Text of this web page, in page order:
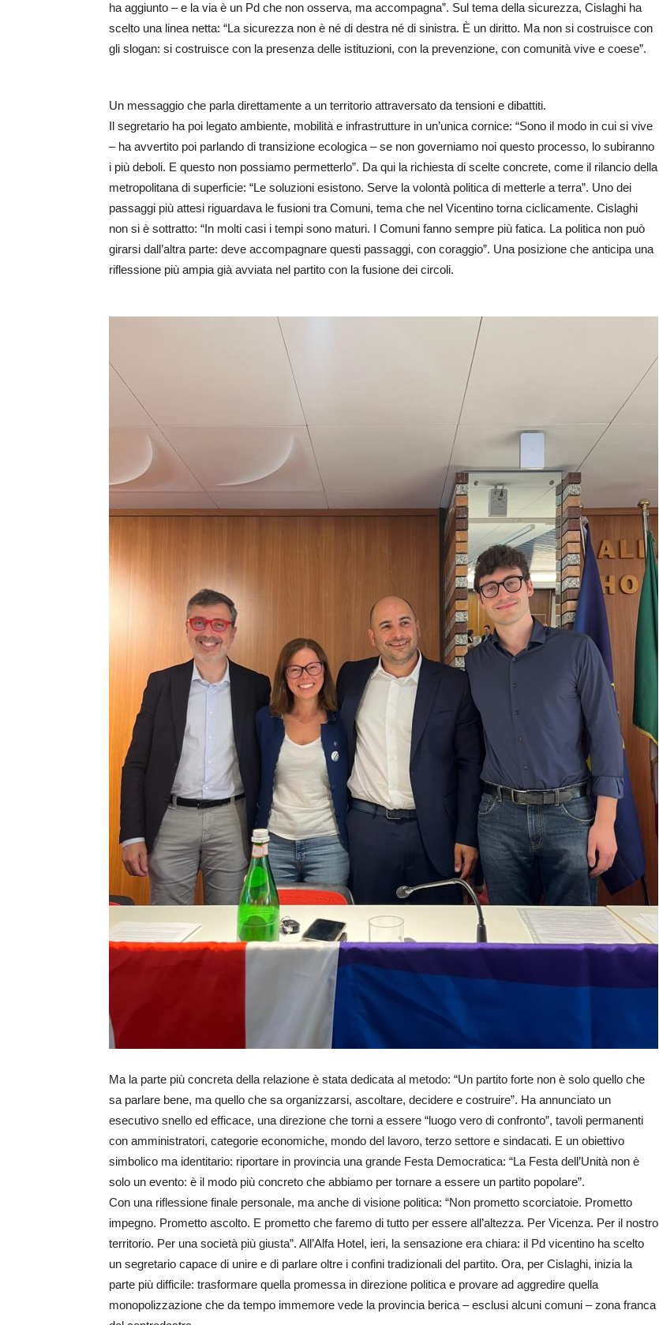
ha aggiunto – e la via è un Pd che non osserva, ma accompagna”. Sul tema della sicurezza, Cislaghi ha
scelto una linea netta: “La sicurezza non è né di destra né di sinistra. È un diritto. Ma non si costruisce con
gli slogan: si costruisce con la presenza delle istituzioni, con la prevenzione, con comunità vive e coese”.
Un messaggio che parla direttamente a un territorio attraversato da tensioni e dibattiti.
Il segretario ha poi legato ambiente, mobilità e infrastrutture in un’unica cornice: “Sono il modo in cui si vive
– ha avvertito poi parlando di transizione ecologica – se non governiamo noi questo processo, lo subiranno
i più deboli. E questo non possiamo permetterlo”. Da qui la richiesta di scelte concrete, come il rilancio della
metropolitana di superficie: “Le soluzioni esistono. Serve la volontà politica di metterle a terra”. Uno dei
passaggi più attesi riguardava le fusioni tra Comuni, tema che nel Vicentino torna ciclicamente. Cislaghi
non si è sottratto: “In molti casi i tempi sono maturi. I Comuni fanno sempre più fatica. La politica non può
girarsi dall’altra parte: deve accompagnare questi passaggi, con coraggio”. Una posizione che anticipa una
riflessione più ampia già avviata nel partito con la fusione dei circoli.
Ma la parte più concreta della relazione è stata dedicata al metodo: “Un partito forte non è solo quello che
sa parlare bene, ma quello che sa organizzarsi, ascoltare, decidere e costruire”. Ha annunciato un
esecutivo snello ed efficace, una direzione che torni a essere “luogo vero di confronto”, tavoli permanenti
con amministratori, categorie economiche, mondo del lavoro, terzo settore e sindacati. E un obiettivo
simbolico ma identitario: riportare in provincia una grande Festa Democratica: “La Festa dell’Unità non è
solo un evento: è il modo più concreto che abbiamo per tornare a essere un partito popolare”.
Con una riflessione finale personale, ma anche di visione politica: “Non prometto scorciatoie. Prometto
impegno. Prometto ascolto. E prometto che faremo di tutto per essere all’altezza. Per Vicenza. Per il nostro
territorio. Per una società più giusta”. All’Alfa Hotel, ieri, la sensazione era chiara: il Pd vicentino ha scelto
un segretario capace di unire e di parlare oltre i confini tradizionali del partito. Ora, per Cislaghi, inizia la
parte più difficile: trasformare quella promessa in direzione politica e provare ad aggredire quella
monopolizzazione che da tempo immemore vede la provincia berica – esclusi alcuni comuni – zona franca